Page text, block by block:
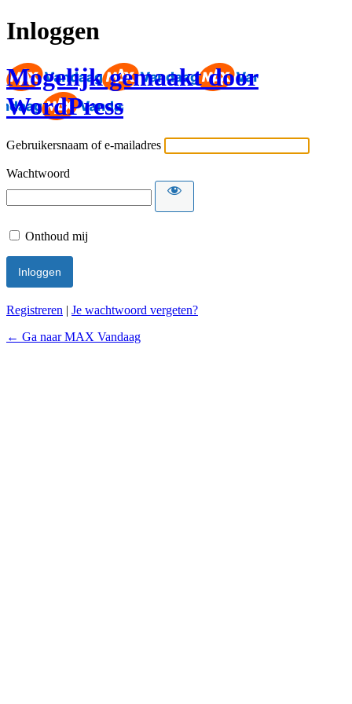
Inloggen
Mogelijk gemaakt door
WordPress
Gebruikersnaam of e-mailadres
Wachtwoord
Onthoud mij
Registreren | Je wachtwoord vergeten?
← Ga naar MAX Vandaag